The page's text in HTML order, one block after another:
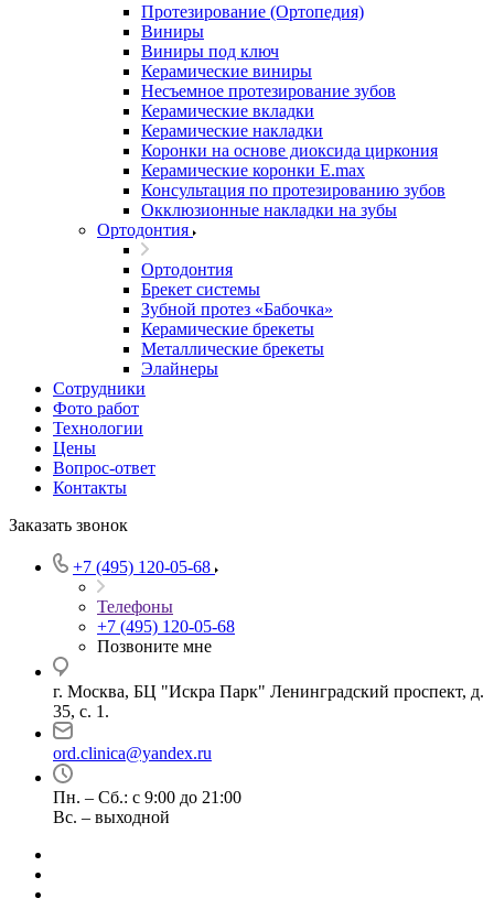
Протезирование (Ортопедия)
Виниры
Виниры под ключ
Керамические виниры
Несъемное протезирование зубов
Керамические вкладки
Керамические накладки
Коронки на основе диоксида циркония
Керамические коронки E.max
Консультация по протезированию зубов
Окклюзионные накладки на зубы
Ортодонтия
Ортодонтия
Брекет системы
Зубной протез «Бабочка»
Керамические брекеты
Металлические брекеты
Элайнеры
Сотрудники
Фото работ
Технологии
Цены
Вопрос-ответ
Контакты
Заказать звонок
+7 (495) 120-05-68
Телефоны
+7 (495) 120-05-68
Позвоните мне
г. Москва, БЦ "Искра Парк" Ленинградский проспект, д.
35, с. 1.
ord.clinica@yandex.ru
Пн. – Сб.: с 9:00 до 21:00
Вс. – выходной